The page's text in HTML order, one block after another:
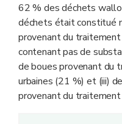
62 % des déchets
déchets était constitué
provenant du
contenant pas de
de boues provenant du
urbaines (21 %) et (iii)
provenant du